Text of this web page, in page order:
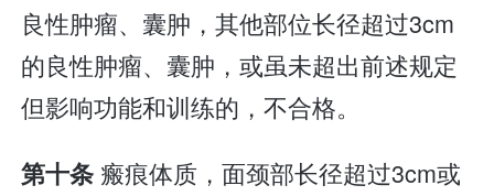
良性肿瘤、囊肿，其他部位长径超过3cm
的良性肿瘤、囊肿，或虽未超出前述规定
但影响功能和训练的，不合格。
第十条 瘢痕体质，面颈部长径超过3cm或